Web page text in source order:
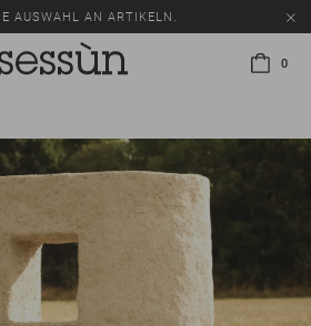
AUSWAHL AN ARTIKELN.
0